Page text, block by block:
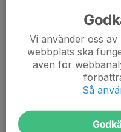
Notera att ny samlingtid
matchen (samma plats
Vänligen Jea
Info: matcher
Vi använder oss
webbplats ska
även för
Så